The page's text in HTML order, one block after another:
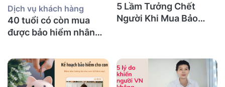
Dịch vụ khách hàng
40 tuổi có còn mua
được bảo hiểm nhân
bảo hiểm gì?
5 Lầm Tưởng Chết
Người Khi Mua Bảo